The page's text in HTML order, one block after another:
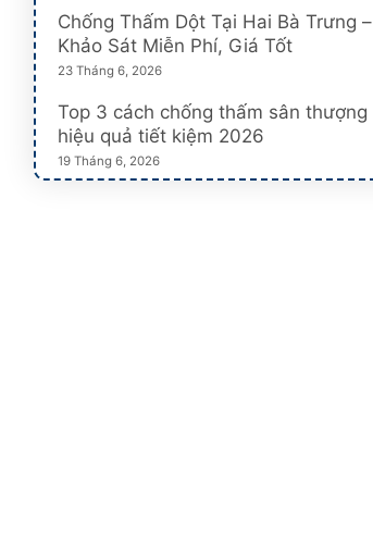
Chống Thấm Dột Tại Hai Bà Trưng –
Khảo Sát Miễn Phí, Giá Tốt
23 Tháng 6, 2026
Top 3 cách chống thấm sân thượng
hiệu quả tiết kiệm 2026
19 Tháng 6, 2026